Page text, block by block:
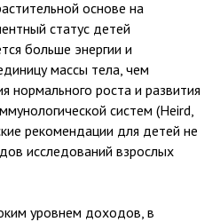
основе на
статус детей
больше энергии и
массы тела, чем
нормального роста и развития
систем (Heird,
рекомендации для детей не
исследований взрослых
уровнем доходов, в